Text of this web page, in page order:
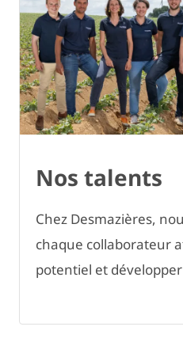
Nos talents
Chez Desmazières,
chaque collaborateur
potentiel et